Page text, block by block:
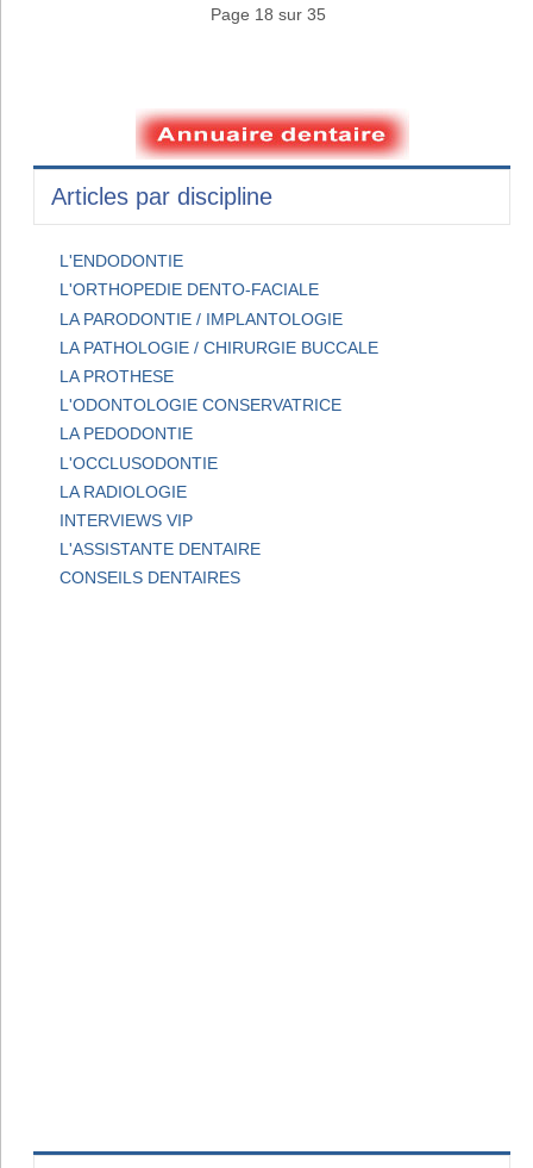
Page 18 sur 35
Articles par discipline
L'ENDODONTIE
L'ORTHOPEDIE DENTO-FACIALE
LA PARODONTIE / IMPLANTOLOGIE
LA PATHOLOGIE / CHIRURGIE BUCCALE
LA PROTHESE
L'ODONTOLOGIE CONSERVATRICE
LA PEDODONTIE
L'OCCLUSODONTIE
LA RADIOLOGIE
INTERVIEWS VIP
L'ASSISTANTE DENTAIRE
CONSEILS DENTAIRES